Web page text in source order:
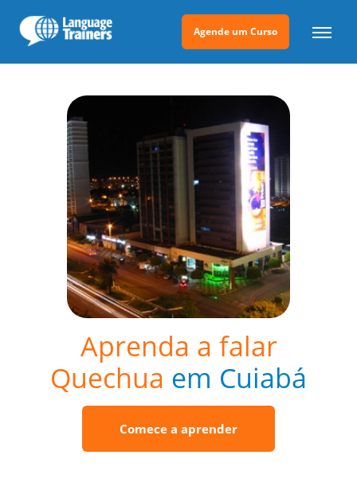
Agende um Curso
Aprenda a falar
Quechua em Cuiabá
Comece a aprender